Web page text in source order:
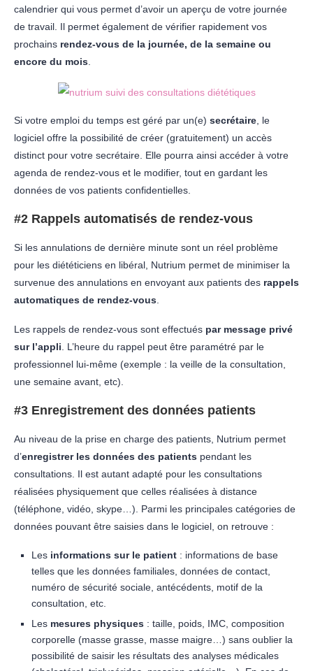
calendrier qui vous permet d’avoir un aperçu de votre journée
de travail. Il permet également de vérifier rapidement vos
prochains rendez-vous de la journée, de la semaine ou
encore du mois
Si votre emploi du temps est géré par un(e) secrétaire , le
logiciel offre la possibilité de créer (gratuitement) un accès
distinct pour votre secrétaire. Elle pourra ainsi accéder à votre
agenda de rendez-vous et le modifier, tout en gardant les
données de vos patients confidentielles.
#2 Rappels automatisés de rendez-vous
Si les annulations de dernière minute sont un réel problème
pour les diététiciens en libéral, Nutrium permet de minimiser la
survenue des annulations en envoyant aux patients des rappels
automatiques de rendez-vous
Les rappels de rendez-vous sont effectués par message privé
sur l’appli . L’heure du rappel peut être paramétré par le
professionnel lui-même (exemple : la veille de la consultation,
une semaine avant, etc).
#3 Enregistrement des données patients
Au niveau de la prise en charge des patients, Nutrium permet
d’enregistrer les données des patients pendant les
consultations. Il est autant adapté pour les consultations
réalisées physiquement que celles réalisées à distance
(téléphone, vidéo, skype…). Parmi les principales catégories de
données pouvant être saisies dans le logiciel, on retrouve :
Les informations sur le patient : informations de base
telles que les données familiales, données de contact,
numéro de sécurité sociale, antécédents, motif de la
consultation, etc.
Les mesures physiques : taille, poids, IMC, composition
corporelle (masse grasse, masse maigre…) sans oublier la
possibilité de saisir les résultats des analyses médicales